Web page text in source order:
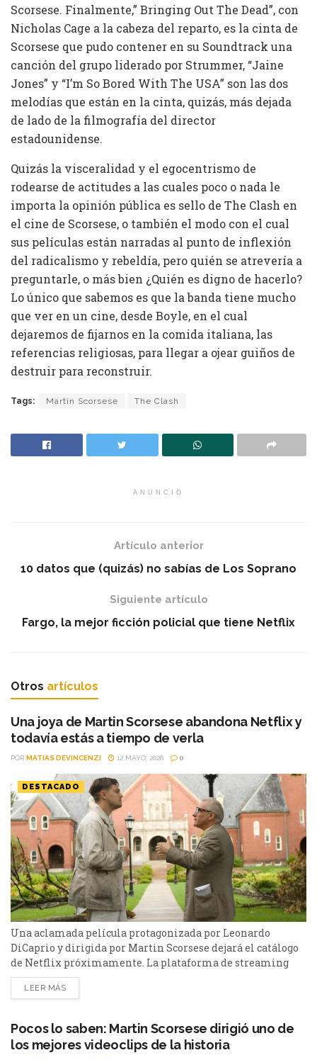
Scorsese. Finalmente,” Bringing Out The Dead”, con
Nicholas Cage a la cabeza del reparto, es la cinta de
Scorsese que pudo contener en su Soundtrack una
canción del grupo liderado por Strummer, “Jaine
Jones” y “I’m So Bored With The USA” son las dos
melodías que están en la cinta, quizás, más dejada
de lado de la filmografía del director
estadounidense.
Quizás la visceralidad y el egocentrismo de
rodearse de actitudes a las cuales poco o nada le
importa la opinión pública es sello de The Clash en
el cine de Scorsese, o también el modo con el cual
sus películas están narradas al punto de inflexión
del radicalismo y rebeldía, pero quién se atrevería a
preguntarle, o más bien ¿Quién es digno de hacerlo?
Lo único que sabemos es que la banda tiene mucho
que ver en un cine, desde Boyle, en el cual
dejaremos de fijarnos en la comida italiana, las
referencias religiosas, para llegar a ojear guiños de
destruir para reconstruir.
Tags: Martin Scorsese The Clash
ANUNCIO
Artículo anterior
10 datos que (quizás) no sabías de Los Soprano
Siguiente artículo
Fargo, la mejor ficción policial que tiene Netflix
Otros artículos
Una joya de Martin Scorsese abandona Netflix y
todavía estás a tiempo de verla
POR MATIAS DEVINCENZI 12 MAYO, 2026 0
DESTACADO
Una aclamada película protagonizada por Leonardo
DiCaprio y dirigida por Martin Scorsese dejará el catálogo
de Netflix próximamente. La plataforma de streaming
Netflix, se despedirá en los próximos días de una de las
películas más impactantes de la filmografía de Martin
atrapante y uno de los finales más comentados del cine
moderno, Shutter Island...
LEER MÁS
Pocos lo saben: Martin Scorsese dirigió uno de
los mejores videoclips de la historia